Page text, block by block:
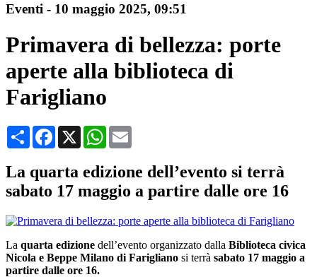
Eventi - 10 maggio 2025, 09:51
Primavera di bellezza: porte
aperte alla biblioteca di
Farigliano
CondividiFacebook
X WhatsApp
La quarta edizione dell’evento si terrà
sabato 17 maggio a partire dalle ore 16
La quarta edizione dell’evento organizzato dalla Biblioteca civica
Nicola e Beppe Milano di Farigliano si terrà sabato 17 maggio a
partire dalle ore 16.